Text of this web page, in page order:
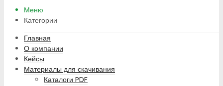
Меню
Категории
Главная
О компании
Кейсы
Материалы для скачивания
Каталоги PDF